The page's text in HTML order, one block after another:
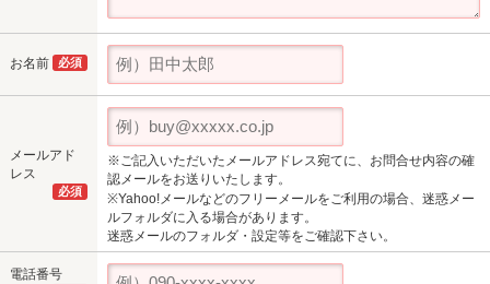
お名前 必須
メールアド
レス
必須
※ご記入いただいたメールアドレス宛てに、お問合せ内容の確
認メールをお送りいたします。
※Yahoo!メールなどのフリーメールをご利用の場合、迷惑メー
ルフォルダに入る場合があります。
迷惑メールのフォルダ・設定等をご確認下さい。
電話番号